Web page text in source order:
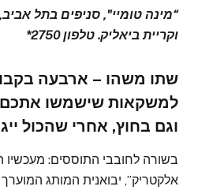
“מינה טומיי", סניפים בתל
וקריית ביאליק. טלפון 2750*
שתו משהו – ארבעה
למשקאות שישמשו
וגם בחוץ, אחרי שהכול
בשורה לחובבי התוססים: מעכשיו